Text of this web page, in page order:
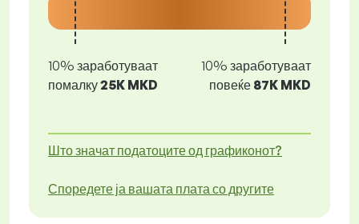
10% заработуваат
помалку25K MKD
10% заработуваат
повеќе 87K MKD
Што значат податоците од графиконот?
Споредете ја вашата плата со другите